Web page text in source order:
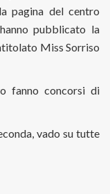
pagina del centro
pubblicato la
Miss Sorriso
fanno concorsi di
vado su tutte